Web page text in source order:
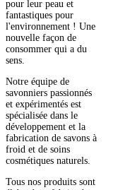
pour leur peau et
fantastiques pour
l'environnement ! Une
nouvelle façon de
consommer qui a du
sens.
Notre équipe de
savonniers passionnés
et expérimentés est
spécialisée dans le
développement et la
fabrication de savons à
froid et de soins
cosmétiques naturels.
Tous nos produits sont